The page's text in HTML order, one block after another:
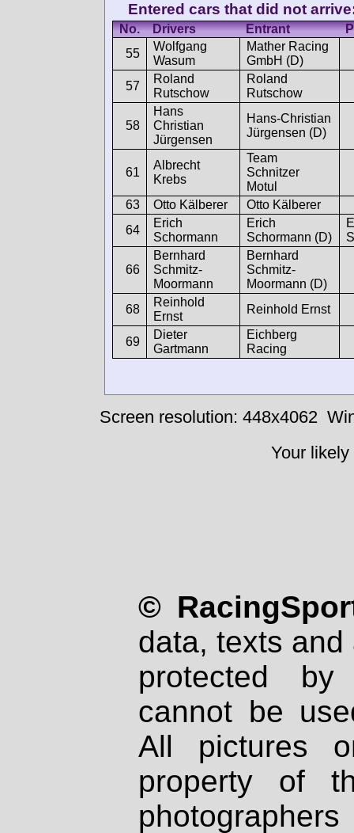
Entered cars that did not
No. Drivers Entrant
55
Wolfgang
Wasum
Mather Racing
GmbH (D)
57
Roland
Rutschow
Roland
Rutschow
58
Hans
Christian
Jürgensen
Hans-Christian
Jürgensen (D)
61
Albrecht
Krebs
Team
Schnitzer
Motul
63
Otto Kälberer
Otto Kälberer
64
Erich
Schormann
Erich
Schormann (D)
66
Bernhard
Schmitz-
Moormann
Bernhard
Schmitz-
Moormann (D)
68
Reinhold
Ernst
Reinhold Ernst
69
Dieter
Gartmann
Eichberg
Racing
Screen resolution: 448x4062
Your
©
data, texts
protected
cannot be
All pictures
property of